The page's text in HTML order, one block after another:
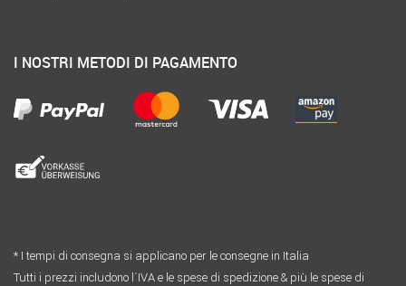
I NOSTRI METODI DI PAGAMENTO
* I tempi di consegna si applicano per le consegne in Italia
Tutti i prezzi includono l´IVA e le spese di spedizione & più le spese di